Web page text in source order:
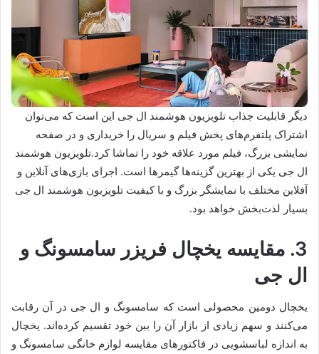
دیگر قابلیت‌‌ جذاب تلویزیون هوشمند ال جی این است که می‌توان
اشتراک پلتفرم‌های پخش فیلم و سریال را خریداری و در صفحه
نمایشی بزرگ، فیلم مورد علاقه خود را تماشا کرد.تلویزیون هوشمند
ال جی یکی از بهترین‌ گزینه‌ها گیمرها است. اجرای بازی‌های آنلاین و
آفلاین مختلف با نمایشگر بزرگ و با کیفیت تلویزیون هوشمند ال جی
بسیار لذت‌بخش خواهد بود.
3. مقایسه یخچال فریزر سامسونگ و
ال جی
یخچال دومین محصولی است که سامسونگ و ال جی در آن رقابت
می‌کنند و سهم زیادی از بازار آن را بین خود تقسیم کرده‌‌اند. یخچال
به اندازه لباسشویی در فاکتورهای مقایسه لوازم خانگی سامسونگ و